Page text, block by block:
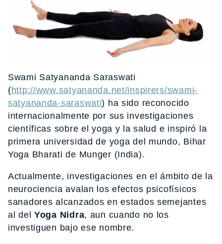
Swami Satyananda Saraswati
(http://www.satyananda.net/inspirers/swami-
satyananda-saraswati) ha sido reconocido
internacionalmente por sus investigaciones
científicas sobre el yoga y la salud e inspiró la
primera universidad de yoga del mundo, Bihar
Yoga Bharati de Munger (India).
Actualmente, investigaciones en el ámbito de la
neurociencia avalan los efectos psicofísicos
sanadores alcanzados en estados semejantes
al delYoga Nidra, aun cuando no los
investiguen bajo ese nombre.